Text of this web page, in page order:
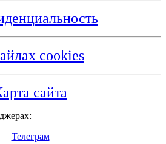
cookies
сайта
Телеграм